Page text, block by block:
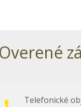
Overené
Telefonické